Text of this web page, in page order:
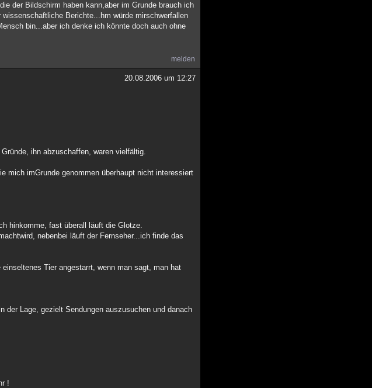
der Bildschirm haben kann,aber im Grunde brauch ich
Berichte...hm würde mirschwerfallen
bin...aber ich denke ich könnte doch auch ohne
melden
20.08.2006 um 12:27
ihn abzuschaffen, waren vielfältig.
mich imGrunde genommen überhaupt nicht interessiert
hinkomme, fast überall läuft die Glotze.
nebenbei läuft der Fernseher...ich finde das
Tier angestarrt, wenn man sagt, man hat
der Lage, gezielt Sendungen auszusuchen und danach
!